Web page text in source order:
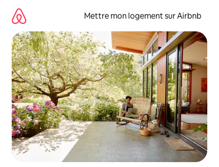
directement
contenu
Mettre mon logement sur Airbnb